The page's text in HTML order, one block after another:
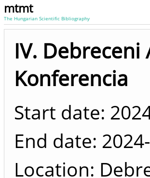
mtmt
The Hungarian Scientific Bibliography
IV.
Konferencia
Start date:
End date:
Location